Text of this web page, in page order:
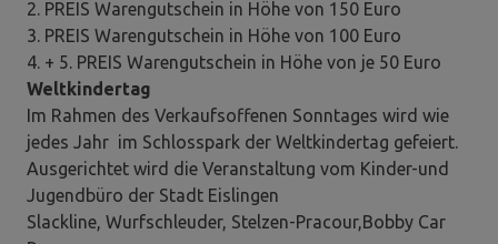
2. PREIS Warengutschein in Höhe von 150 Euro
3. PREIS Warengutschein in Höhe von 100 Euro
4. + 5. PREIS Warengutschein in Höhe von je 50 Euro
Weltkindertag
Im Rahmen des Verkaufsoffenen Sonntages wird wie
jedes Jahr im Schlosspark der Weltkindertag gefeiert.
Ausgerichtet wird die Veranstaltung vom Kinder-und
Jugendbüro der Stadt Eislingen
Slackline, Wurfschleuder, Stelzen-Pracour,Bobby Car